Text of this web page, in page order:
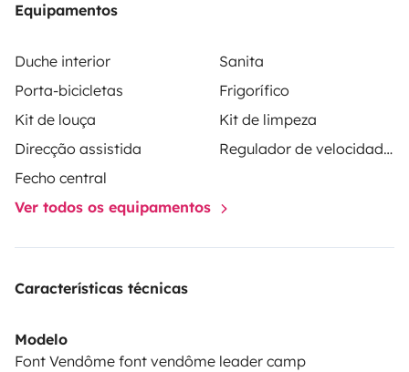
Equipamentos
Duche interior
Sanita
Porta-bicicletas
Frigorífico
Kit de louça
Kit de limpeza
Direcção assistida
Regulador de velocidade / Cruise Control
Fecho central
Ver todos os equipamentos
Características técnicas
Modelo
Font Vendôme font vendôme leader camp